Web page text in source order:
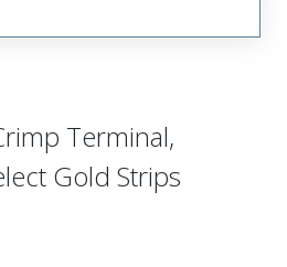
Terminal,
Gold Strips